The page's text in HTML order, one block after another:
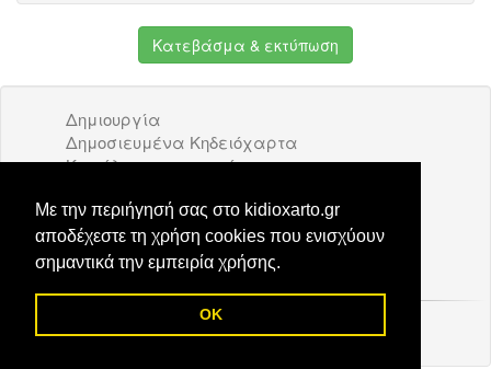
Με την περιήγησή σας στο kidioxarto.gr
αποδέχεστε τη χρήση cookies που ενισχύουν
σημαντικά την εμπειρία χρήσης.
OK
Κατεβάσμα & εκτύπωση
Δημιουργία
Δημοσιευμένα Κηδειόχαρτα
Κατάλογος επιχειρήσεων
Διαφήμιση
Επικοινωνία
© 2026 Kidioxarto.gr /Επικοινωνία